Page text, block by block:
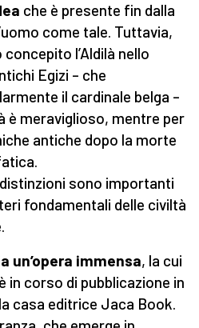
che è presente fin dalla
come tale. Tuttavia,
l’Aldilà nello
Egizi – che
il cardinale belga –
è meraviglioso, mentre per
antiche dopo la morte
sono importanti
fondamentali delle civiltà
un’opera immensa, la cui
in corso di pubblicazione in
casa editrice Jaca Book.